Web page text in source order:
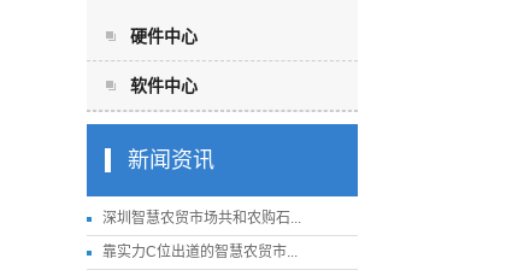
硬件中心
软件中心
新闻资讯
深圳智慧农贸市场共和农购石...
靠实力C位出道的智慧农贸市...